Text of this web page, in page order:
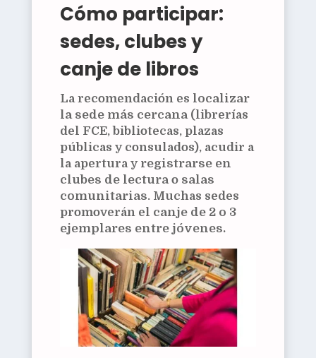
Cómo participar:
sedes, clubes y
canje de libros
La recomendación es localizar
la sede más cercana(librerías
del FCE, bibliotecas, plazas
públicas y consulados), acudir a
la apertura y registrarse en
clubes de lecturao salas
comunitarias. Muchas sedes
promoverán el canje de 2 o 3
ejemplares entre jóvenes.